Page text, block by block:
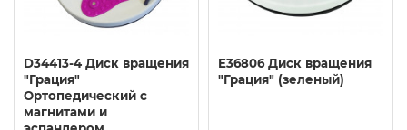
D34413-4 Диск вращения
"Грация"
Ортопедический с
магнитами и
E36806 Диск вращения
"Грация" (зеленый)